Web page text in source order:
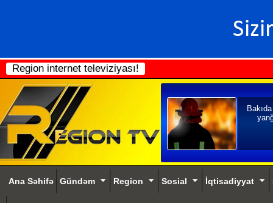
Region internet televiziyası!
Ana Səhifə Gündəm Region Sosial İqtisadiyyat